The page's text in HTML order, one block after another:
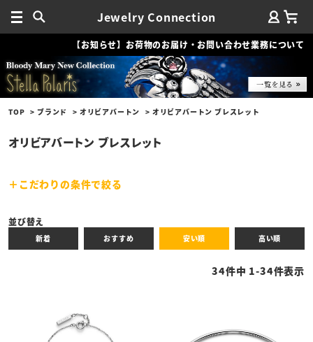
Jewelry Connection
【お知らせ】お荷物のお届け・お問い合わせ業務について
TOP ブランド オリビアバートン オリビアバートン ブレスレット
オリビアバートン ブレスレット
こだわりの条件で絞る
全ての商品
セール商品
並び替え
新着 おすすめ 安い順 高い順
34件中 1-34件表示